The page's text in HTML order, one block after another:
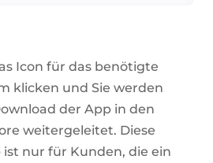
Icon für das benötigte
klicken und Sie werden
der App in den
weitergeleitet. Diese
ist nur für Kunden, die ein